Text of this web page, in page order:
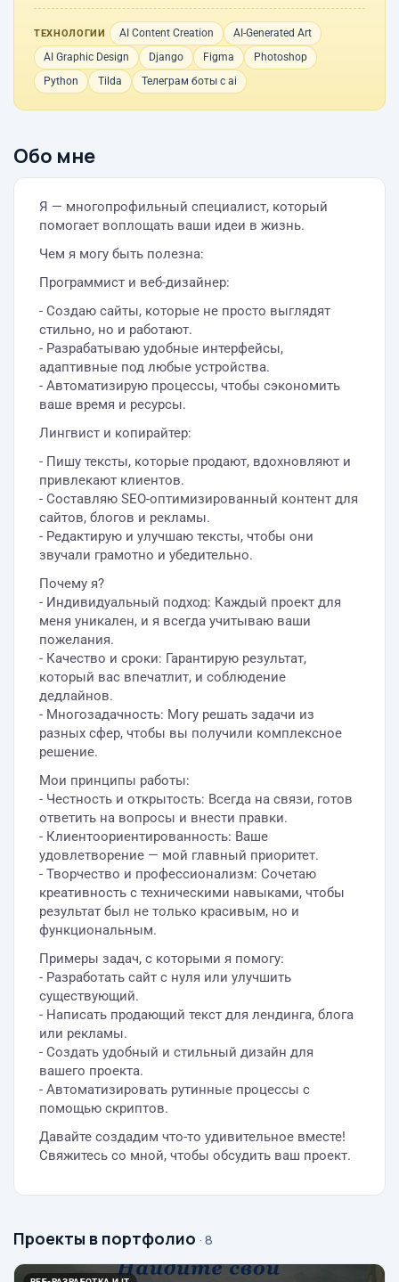
ТЕХНОЛОГИИ AI Content Creation
AI-Generated Art
AI Graphic Design
Django Figma
Photoshop
Python
Tilda Телеграм боты с ai
Обо мне
Я — многопрофильный специалист, который
помогает воплощать ваши идеи в жизнь.
Чем я могу быть полезна:
Программист и веб-дизайнер:
- Создаю сайты, которые не просто выглядят
стильно, но и работают.
- Разрабатываю удобные интерфейсы,
адаптивные под любые устройства.
- Автоматизирую процессы, чтобы сэкономить
ваше время и ресурсы.
Лингвист и копирайтер:
- Пишу тексты, которые продают, вдохновляют и
привлекают клиентов.
- Составляю SEO-оптимизированный контент для
сайтов, блогов и рекламы.
- Редактирую и улучшаю тексты, чтобы они
звучали грамотно и убедительно.
Почему я?
- Индивидуальный подход: Каждый проект для
меня уникален, и я всегда учитываю ваши
пожелания.
- Качество и сроки: Гарантирую результат,
который вас впечатлит, и соблюдение
дедлайнов.
- Многозадачность: Могу решать задачи из
разных сфер, чтобы вы получили комплексное
решение.
Мои принципы работы:
- Честность и открытость: Всегда на связи, готов
ответить на вопросы и внести правки.
- Клиентоориентированность: Ваше
удовлетворение — мой главный приоритет.
- Творчество и профессионализм: Сочетаю
креативность с техническими навыками, чтобы
результат был не только красивым, но и
функциональным.
Примеры задач, с которыми я помогу:
- Разработать сайт с нуля или улучшить
существующий.
- Написать продающий текст для лендинга, блога
или рекламы.
- Создать удобный и стильный дизайн для
вашего проекта.
- Автоматизировать рутинные процессы с
помощью скриптов.
Давайте создадим что-то удивительное вместе!
Свяжитесь со мной, чтобы обсудить ваш проект.
Проекты в портфолио · 8